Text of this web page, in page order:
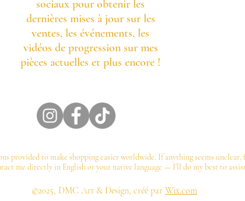
sociaux pour obtenir les
dernières mises à jour sur les
ventes, les événements, les
vidéos de progression sur mes
pièces actuelles et plus encore !
provided to make shopping easier worldwide. If anything seems unclear,
me directly in English or your native language — I’ll do my best to
©️2025, DMC Art & Design, créé par Wix.com